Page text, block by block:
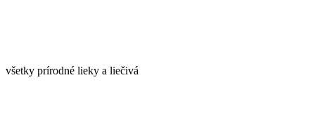
všetky prírodné lieky a liečivá